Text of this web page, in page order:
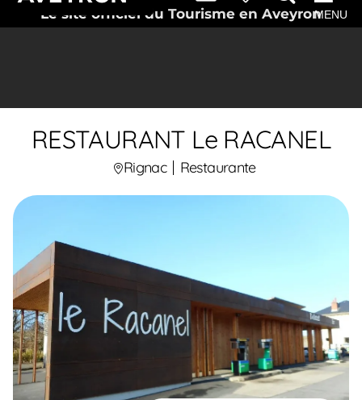
Le site officiel du Tourisme en AveyronMENU
RESTAURANT Le RACANEL
Rignac Restaurante